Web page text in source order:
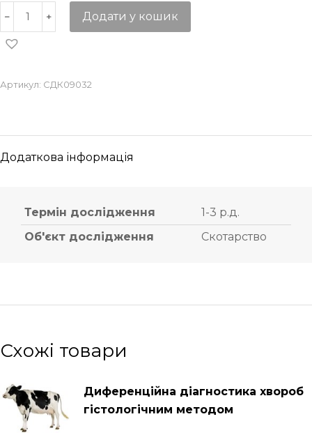
Додати у кошик
Артикул: СДК09032
Додаткова інформація
Термін дослідження
1-3 р.д.
Об'єкт дослідження
Скотарство
Схожі товари
Диференційна діагностика хвороб
гістологічним методом